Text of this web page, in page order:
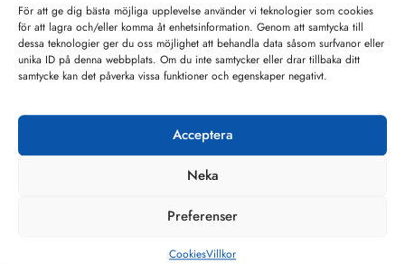
För att ge dig bästa möjliga upplevelse använder vi teknologier som cookies
för att lagra och/eller komma åt enhetsinformation. Genom att samtycka till
dessa teknologier ger du oss möjlighet att behandla data såsom surfvanor eller
unika ID på denna webbplats. Om du inte samtycker eller drar tillbaka ditt
samtycke kan det påverka vissa funktioner och egenskaper negativt.
Acceptera
Neka
Preferenser
CookiesVillkor
monteringsskena
2,5-meter
90-gradigt
ytterhörn